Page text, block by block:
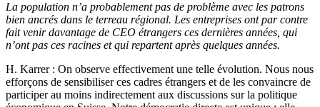
La population n’a probablement pas de problème avec les patrons
bien ancrés dans le terreau régional. Les entreprises ont par contre
fait venir davantage de CEO étrangers ces dernières années, qui
n’ont pas ces racines et qui repartent après quelques années.
H. Karrer: On observe effectivement une telle évolution. Nous nous
efforçons de sensibiliser ces cadres étrangers et de les convaincre de
participer au moins indirectement aux discussions sur la politique